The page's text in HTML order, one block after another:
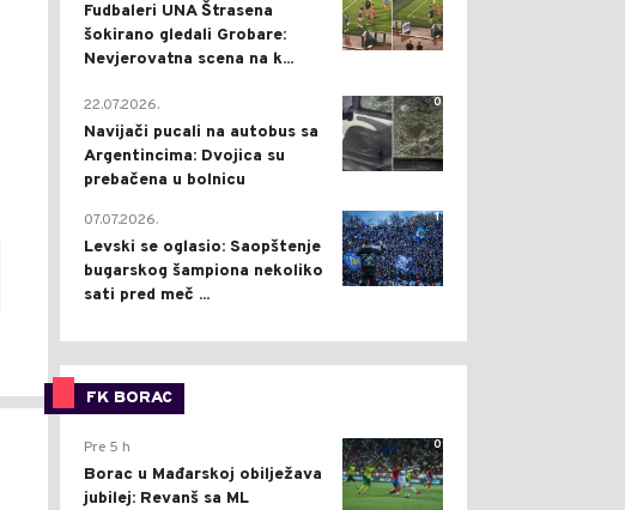
Fudbaleri UNA Štrasena
šokirano gledali Grobare:
Nevjerovatna scena na k...
0
22.07.2026.
Navijači pucali na autobus sa
Argentincima: Dvojica su
prebačena u bolnicu
1
07.07.2026.
Levski se oglasio: Saopštenje
bugarskog šampiona nekoliko
sati pred meč ...
FK BORAC
0
Pre 5 h
Borac u Mađarskoj obilježava
jubilej: Revanš sa ML